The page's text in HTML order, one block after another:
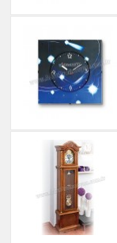
Saati
promosyon
Tüm
Ürünleri
Gör
Organizer
promosyon
&
Termos
Bardak